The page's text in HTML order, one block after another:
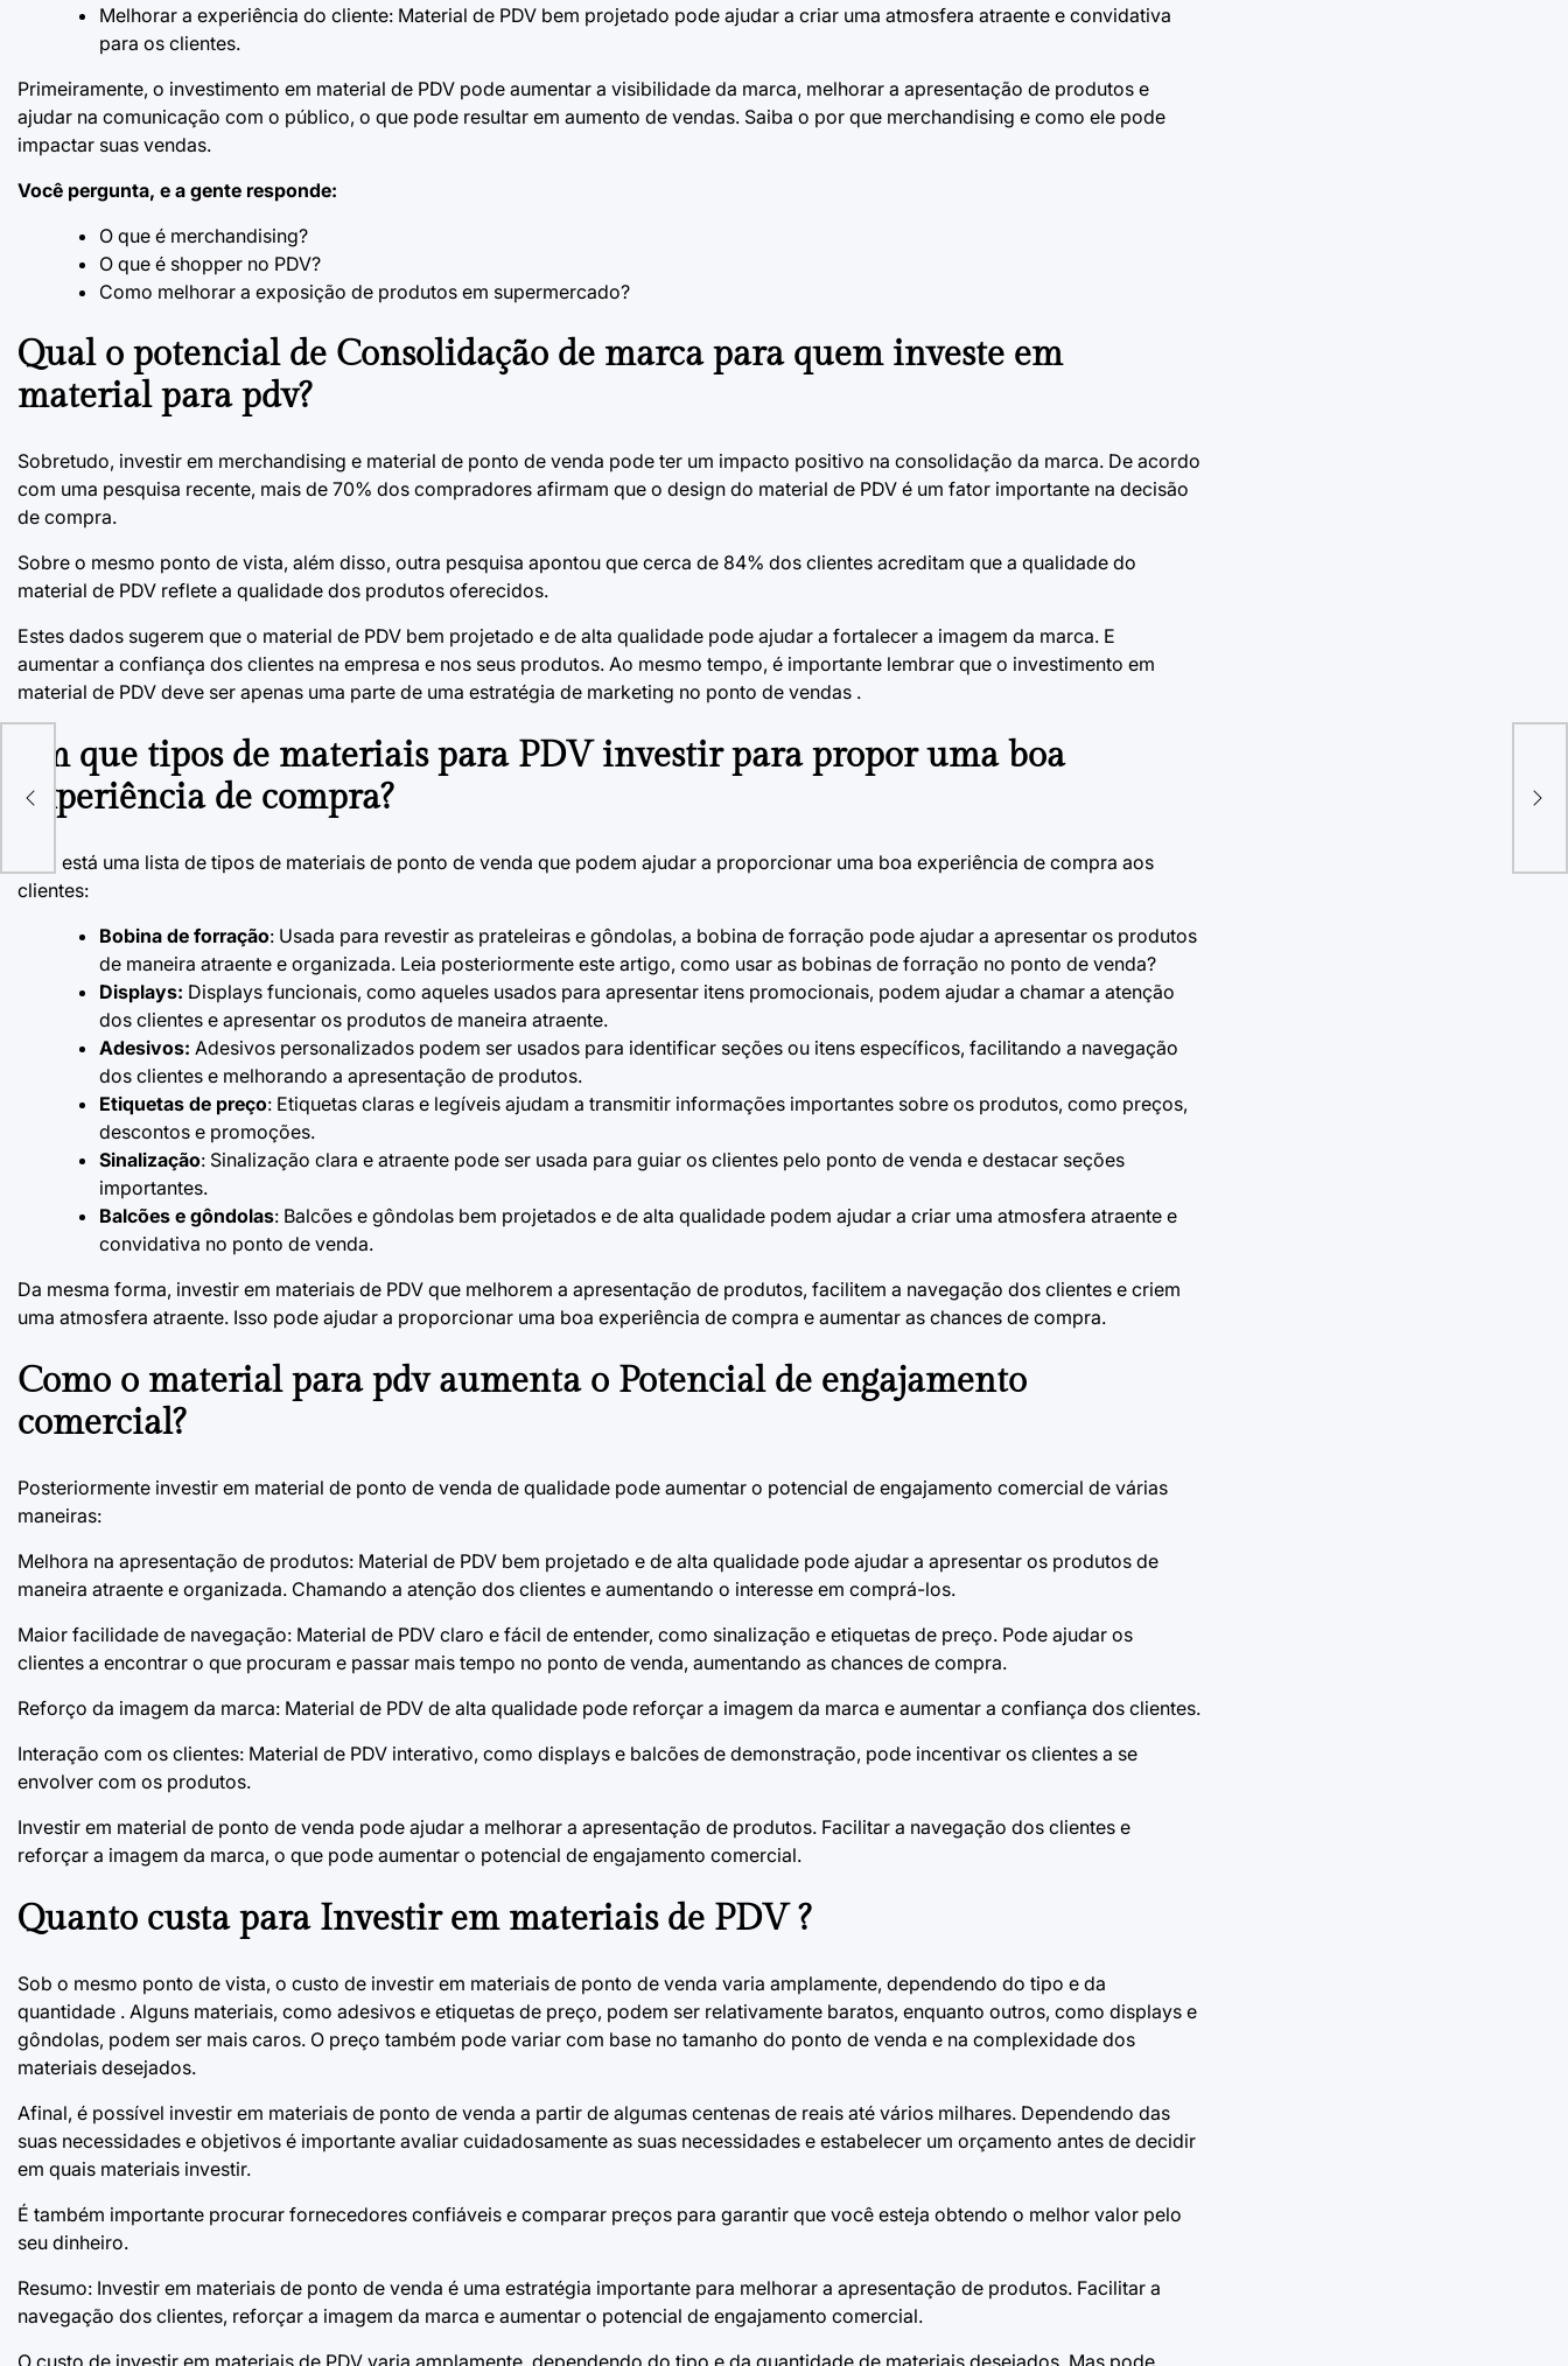
Melhorar a experiência do cliente: Material de PDV bem projetado pode ajudar a criar uma atmosfera atraente e convidativa
para os clientes.
Primeiramente, o investimento em material de PDV pode aumentar a visibilidade da marca, melhorar a apresentação de produtos e
ajudar na comunicação com o público, o que pode resultar em aumento de vendas. Saiba o por que merchandising e como ele pode
impactar suas vendas.
Você pergunta, e a gente responde:
O que é merchandising?
O que é shopper no PDV?
Como melhorar a exposição de produtos em supermercado?
Qual o potencial de Consolidação de marca para quem investe em
material para pdv?
Sobretudo, investir em merchandising e material de ponto de venda pode ter um impacto positivo na consolidação da marca. De acordo
com uma pesquisa recente, mais de 70% dos compradores afirmam que o design do material de PDV é um fator importante na decisão
de compra.
Sobre o mesmo ponto de vista, além disso, outra pesquisa apontou que cerca de 84% dos clientes acreditam que a qualidade do
material de PDV reflete a qualidade dos produtos oferecidos.
Estes dados sugerem que o material de PDV bem projetado e de alta qualidade pode ajudar a fortalecer a imagem da marca. E
aumentar a confiança dos clientes na empresa e nos seus produtos. Ao mesmo tempo, é importante lembrar que o investimento em
material de PDV deve ser apenas uma parte de uma estratégia de marketing no ponto de vendas .
Em que tipos de materiais para PDV investir para propor uma boa
Experiência de compra?
Aqui está uma lista de tipos de materiais de ponto de venda que podem ajudar a proporcionar uma boa experiência de compra aos
clientes:
Bobina de forração: Usada para revestir as prateleiras e gôndolas, a bobina de forração pode ajudar a apresentar os produtos
de maneira atraente e organizada. Leia posteriormente este artigo, como usar as bobinas de forração no ponto de venda?
Displays: Displays funcionais, como aqueles usados para apresentar itens promocionais, podem ajudar a chamar a atenção
dos clientes e apresentar os produtos de maneira atraente.
Adesivos: Adesivos personalizados podem ser usados para identificar seções ou itens específicos, facilitando a navegação
dos clientes e melhorando a apresentação de produtos.
Etiquetas de preço: Etiquetas claras e legíveis ajudam a transmitir informações importantes sobre os produtos, como preços,
descontos e promoções.
Sinalização: Sinalização clara e atraente pode ser usada para guiar os clientes pelo ponto de venda e destacar seções
importantes.
Balcões e gôndolas: Balcões e gôndolas bem projetados e de alta qualidade podem ajudar a criar uma atmosfera atraente e
convidativa no ponto de venda.
Da mesma forma, investir em materiais de PDV que melhorem a apresentação de produtos, facilitem a navegação dos clientes e criem
uma atmosfera atraente. Isso pode ajudar a proporcionar uma boa experiência de compra e aumentar as chances de compra.
Como o material para pdv aumenta o Potencial de engajamento
comercial?
Posteriormente investir em material de ponto de venda de qualidade pode aumentar o potencial de engajamento comercial de várias
maneiras:
Melhora na apresentação de produtos: Material de PDV bem projetado e de alta qualidade pode ajudar a apresentar os produtos de
maneira atraente e organizada. Chamando a atenção dos clientes e aumentando o interesse em comprá-los.
Maior facilidade de navegação: Material de PDV claro e fácil de entender, como sinalização e etiquetas de preço. Pode ajudar os
clientes a encontrar o que procuram e passar mais tempo no ponto de venda, aumentando as chances de compra.
Reforço da imagem da marca: Material de PDV de alta qualidade pode reforçar a imagem da marca e aumentar a confiança dos clientes.
Interação com os clientes: Material de PDV interativo, como displays e balcões de demonstração, pode incentivar os clientes a se
envolver com os produtos.
Investir em material de ponto de venda pode ajudar a melhorar a apresentação de produtos. Facilitar a navegação dos clientes e
reforçar a imagem da marca, o que pode aumentar o potencial de engajamento comercial.
Quanto custa para Investir em materiais de PDV ?
Sob o mesmo ponto de vista, o custo de investir em materiais de ponto de venda varia amplamente, dependendo do tipo e da
quantidade . Alguns materiais, como adesivos e etiquetas de preço, podem ser relativamente baratos, enquanto outros, como displays e
gôndolas, podem ser mais caros. O preço também pode variar com base no tamanho do ponto de venda e na complexidade dos
materiais desejados.
Afinal, é possível investir em materiais de ponto de venda a partir de algumas centenas de reais até vários milhares. Dependendo das
suas necessidades e objetivos é importante avaliar cuidadosamente as suas necessidades e estabelecer um orçamento antes de decidir
em quais materiais investir.
É também importante procurar fornecedores confiáveis e comparar preços para garantir que você esteja obtendo o melhor valor pelo
seu dinheiro.
Resumo: Investir em materiais de ponto de venda é uma estratégia importante para melhorar a apresentação de produtos. Facilitar a
navegação dos clientes, reforçar a imagem da marca e aumentar o potencial de engajamento comercial.
O custo de investir em materiais de PDV varia amplamente, dependendo do tipo e da quantidade de materiais desejados. Mas pode